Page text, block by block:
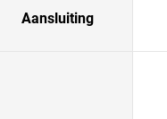
Aansluiting